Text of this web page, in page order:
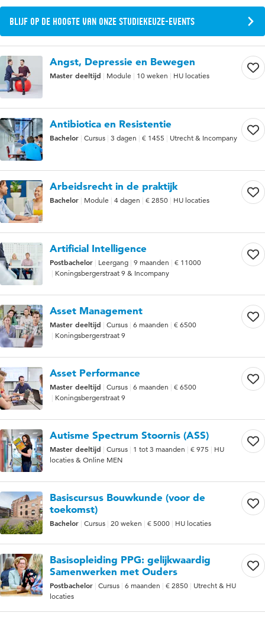
Blijf op de hoogte van onze studiekeuze-events
Angst, Depressie en Bewegen
Master deeltijd Module 10 weken HU locaties
Antibiotica en Resistentie
Bachelor Cursus 3 dagen € 1455 Utrecht & Incompany
Arbeidsrecht in de praktijk
Bachelor Module 4 dagen € 2850 HU locaties
Artificial Intelligence
Postbachelor Leergang 9 maanden
€ 11000
Koningsbergerstraat 9 & Incompany
Asset Management
Master deeltijd Cursus 6 maanden
€ 6500
Koningsbergerstraat 9
Asset Performance
Master deeltijd Cursus 6 maanden
€ 6500
Koningsbergerstraat 9
Autisme Spectrum Stoornis (ASS)
Master deeltijd Cursus 1 tot 3 maanden € 975
HU
locaties & Online MEN
Basiscursus Bouwkunde (voor de
toekomst)
Bachelor Cursus 20 weken € 5000 HU locaties
Basisopleiding PPG: gelijkwaardig
Samenwerken met Ouders
Postbachelor Cursus 6 maanden € 2850
Utrecht & HU
locaties